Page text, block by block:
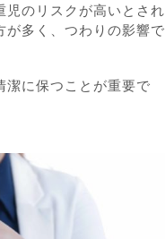
児のリスクが高いとされ
が多く、つわりの影響で
潔に保つことが重要で